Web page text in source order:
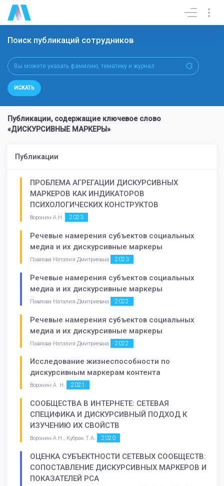
Поиск публикаций сотрудников
ИСКАТЬ
Публикации, содержащие ключевое слово
«ДИСКУРСИВНЫЕ МАРКЕРЫ»
Публикации
ПРОБЛЕМА АГРЕГАЦИИ ДИСКУРСИВНЫХ
МАРКЕРОВ КАК ИНДИКАТОРОВ
ПСИХОЛОГИЧЕСКИХ КОНСТРУКТОВ
Воронин А.Н. 2023
Речевые намерения субъектов социальных
медиа и их дискурсивные маркеры
Павлова Наталия Дмитриевна 2023
Речевые намерения субъектов социальных
медиа и их дискурсивные маркеры
Павлова Наталия Дмитриевна 2022
Речевые намерения субъектов социальных
медиа и их дискурсивные маркеры
Павлова Наталия Дмитриевна 2022
Исследование жизнеспособности по
дискурсивным маркерам контента
Воронин А. Н. 2021
СООБЩЕСТВА В ИНТЕРНЕТЕ: СЕТЕВАЯ
СПЕЦИФИКА И ДИСКУРСИВНЫЙ ПОДХОД К
ИЗУЧЕНИЮ ИХ СВОЙСТВ
Воронин А.Н., Кубрак Т.А. 2020
ОЦЕНКА СУБЪЕКТНОСТИ СЕТЕВЫХ СООБЩЕСТВ:
СОПОСТАВЛЕНИЕ ДИСКУРСИВНЫХ МАРКЕРОВ И
ПОКАЗАТЕЛЕЙ РСА